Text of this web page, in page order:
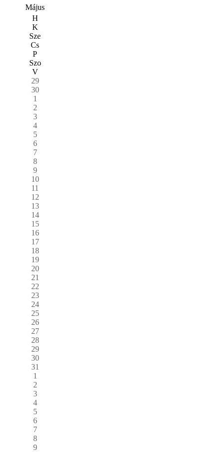
Május
H
K
Sze
Cs
P
Szo
V
29
30
1
2
3
4
5
6
7
8
9
10
11
12
13
14
15
16
17
18
19
20
21
22
23
24
25
26
27
28
29
30
31
1
2
3
4
5
6
7
8
9